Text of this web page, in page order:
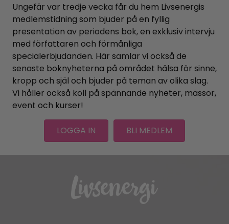
Ungefär var tredje vecka får du hem Livsenergis
medlemstidning som bjuder på en fyllig
presentation av periodens bok, en exklusiv intervju
med författaren och förmånliga
specialerbjudanden. Här samlar vi också de
senaste boknyheterna på området hälsa för sinne,
kropp och själ och bjuder på teman av olika slag.
Vi håller också koll på spännande nyheter, mässor,
event och kurser!
LOGGA IN BLI MEDLEM